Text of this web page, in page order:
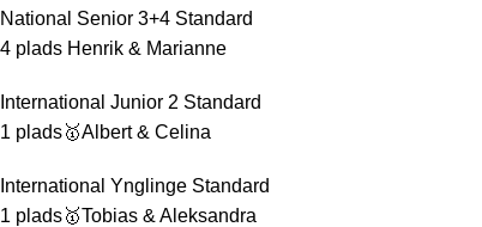
National Senior 3+4 Standard
4 plads Henrik & Marianne
International Junior 2 Standard
1 plads🥇Albert & Celina
International Ynglinge Standard
1 plads🥇Tobias & Aleksandra